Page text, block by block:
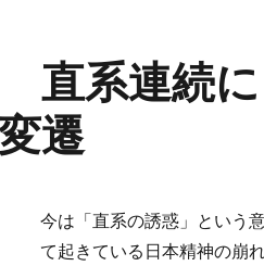
直系連続
遷
今は「直系の誘惑」という
て起きている日本精神の崩